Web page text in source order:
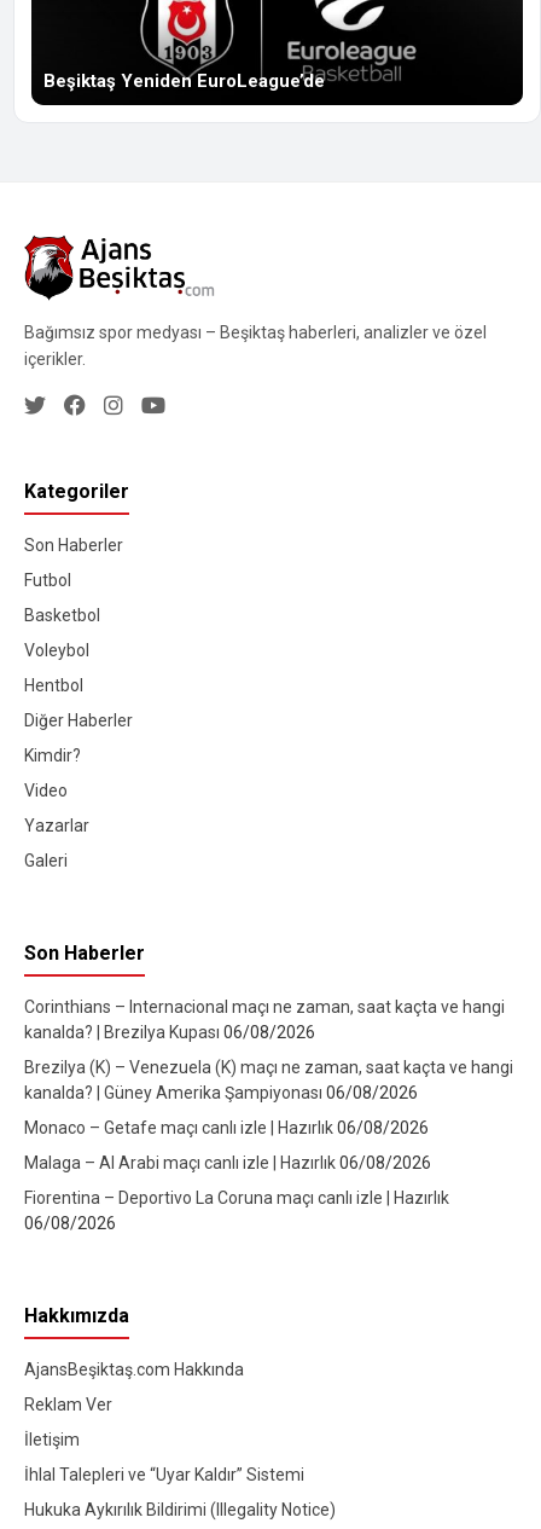
Beşiktaş Yeniden EuroLeague’de
Bağımsız spor medyası – Beşiktaş haberleri, analizler ve özel
içerikler.
Kategoriler
Son Haberler
Futbol
Basketbol
Voleybol
Hentbol
Diğer Haberler
Kimdir?
Video
Yazarlar
Galeri
Son Haberler
Corinthians – Internacional maçı ne zaman, saat kaçta ve hangi
kanalda? | Brezilya Kupası 06/08/2026
Brezilya (K) – Venezuela (K) maçı ne zaman, saat kaçta ve hangi
kanalda? | Güney Amerika Şampiyonası 06/08/2026
Monaco – Getafe maçı canlı izle | Hazırlık06/08/2026
Malaga – Al Arabi maçı canlı izle | Hazırlık06/08/2026
Fiorentina – Deportivo La Coruna maçı canlı izle | Hazırlık
06/08/2026
Hakkımızda
AjansBeşiktaş.com Hakkında
Reklam Ver
İletişim
İhlal Talepleri ve “Uyar Kaldır” Sistemi
Hukuka Aykırılık Bildirimi (Illegality Notice)